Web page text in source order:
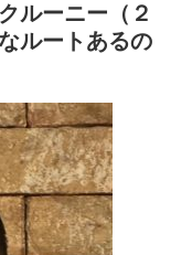
ルーニー（２
ルートあるの